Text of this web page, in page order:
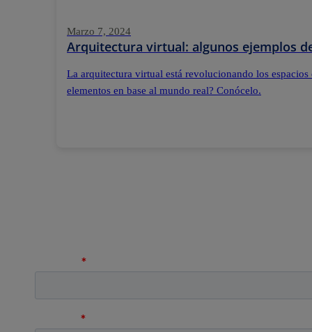
Marzo 7, 2024
Arquitectura virtual: algunos ejemplos
La arquitectura virtual está revolucionando los
elementos en base al mundo real? Conócelo.